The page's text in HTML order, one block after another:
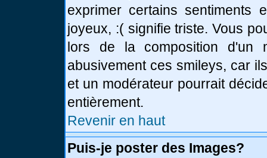
exprimer certains sentiments
joyeux, :( signifie triste. Vous
lors de la composition d'un
abusivement ces smileys, car
et un modérateur pourrait
entièrement.
Revenir en haut
Puis-je poster des Images?